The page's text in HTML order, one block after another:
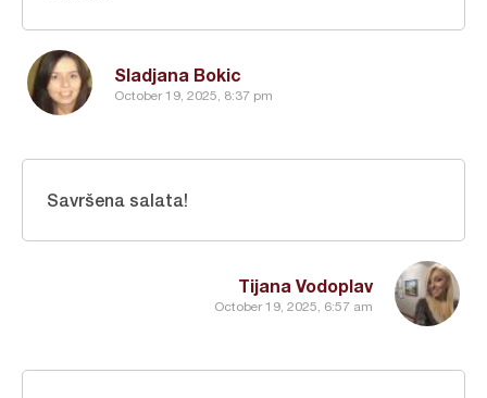
Sladjana Bokic
October 19, 2025, 8:37 pm
Tijana Vodoplav
October 19, 2025, 6:57 am
Savršena salata!